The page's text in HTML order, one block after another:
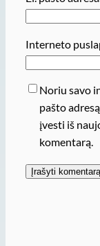
Interneto
Noriu savo
pašto
įvesti iš
komentarą.